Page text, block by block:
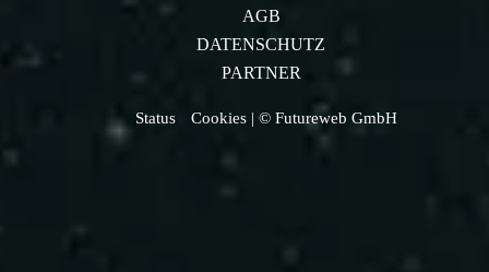
AGB
DATENSCHUTZ
PARTNER
Status Cookies | © Futureweb GmbH